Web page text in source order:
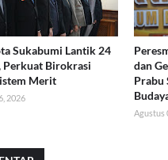
Sukabumi Lantik 24
Perkuat Birokrasi
Merit
2026
dan
Prabu
Agustus